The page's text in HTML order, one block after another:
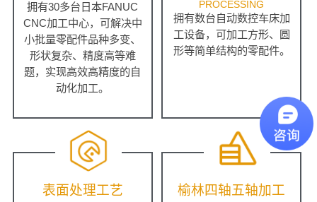
拥有30多台日本FANUC
CNC加工中心，可解决中
小批量零配件品种多变、
形状复杂、精度高等难
题，实现高效高精度的自
动化加工。
PROCESSING
拥有数台自动数控车床加
工设备，可加工方形、圆
形等简单结构的零配件。
表面处理工艺 榆林四轴五轴加工